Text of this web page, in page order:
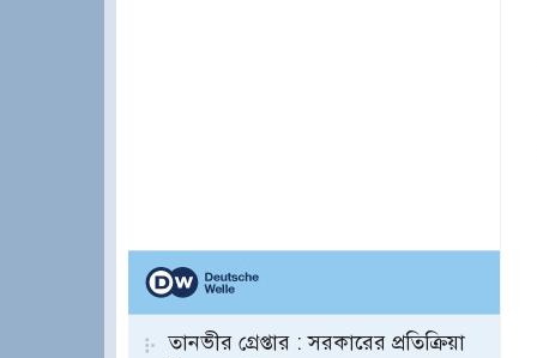
তানভীর গ্রেপ্তার : সরকারের প্রতিক্রিয়া